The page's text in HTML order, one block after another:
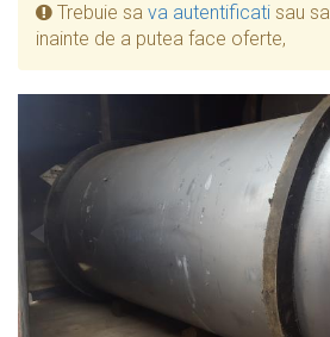
Trebuie sa va autentificati sau sa
inainte de a putea face oferte,